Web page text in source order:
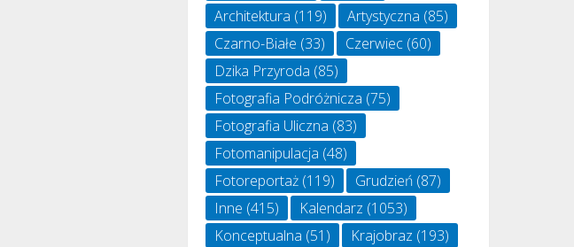
Architektura (119) Artystyczna (85)
Czarno-Białe (33) Czerwiec (60)
Dzika Przyroda (85)
Fotografia Podróżnicza (75)
Fotografia Uliczna (83)
Fotomanipulacja (48)
Fotoreportaż (119) Grudzień (87)
Inne (415) Kalendarz (1053)
Konceptualna (51) Krajobraz (193)